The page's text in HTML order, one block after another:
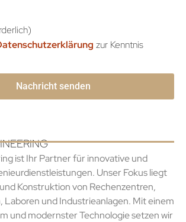
zur Kenntnis
ist Ihr Partner für innovative und
Unser Fokus liegt
Konstruktion von Rechenzentren,
Laboren und Industrieanlagen. Mit einem
und modernster Technologie setzen wir